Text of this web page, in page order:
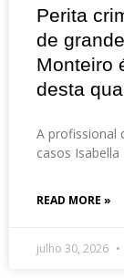
Perita
de
Monteiro
desta
A profissional
casos
READ MORE »
julho 30, 2026